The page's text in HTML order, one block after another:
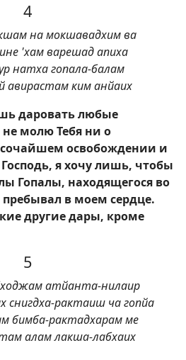
4
на мокшавадхим ва
'хам варешад апиха
натха гопала-балам
авирастам ким анйаих
даровать любые
не молю Тебя ни о
освобождении и
я хочу лишь, чтобы
Гопалы, находящегося во
в моем сердце.
другие дары, кроме
5
атйанта-нилаир
снигдха-рактаиш ча гопйа
бимба-рактадхарам ме
алам лакша-лабхаих